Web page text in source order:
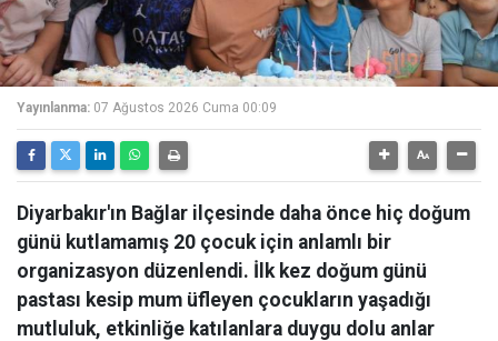
Yayınlanma: 07 Ağustos 2026 Cuma 00:09
Diyarbakır'ın Bağlar ilçesinde daha önce hiç doğum
günü kutlamamış 20 çocuk için anlamlı bir
organizasyon düzenlendi. İlk kez doğum günü
pastası kesip mum üfleyen çocukların yaşadığı
mutluluk, etkinliğe katılanlara duygu dolu anlar